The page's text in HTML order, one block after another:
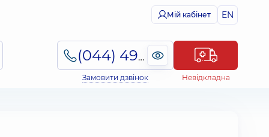
Мій кабінет EN
(044) 495-2-888
Замовити дзвінок Невідкладна